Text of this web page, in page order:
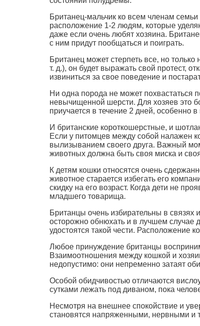
Британец-мальчик ко всем членам
расположение 1-2 людям, которые
даже если очень любят хозяина.
с ним придут пообщаться и поиграть.
Британец может стерпеть все, но
т. д.), он будет выражать свой протест,
извиниться за свое поведение и
Ни одна порода не может похвастаться
невычищенной шерсти. Для хозяев это
приучается в течение 2 дней, особенно
И британские короткошерстные, и
Если у питомцев между собой налажен
вылизыванием своего друга. Важный
животных должна быть своя миска и
К детям кошки относятся очень
животное старается избегать его
скидку на его возраст. Когда дети не
младшего товарища.
Британцы очень избирательны в связях
осторожно обнюхать и в лучшем случае
удостоятся такой чести. Расположение
Любое принуждение британцы
Взаимоотношения между кошкой и
недопустимо: они непременно затаят
Особой обидчивостью отличаются
сутками лежать под диваном, пока
Несмотря на внешнее спокойствие и
становятся напряженными, нервными и